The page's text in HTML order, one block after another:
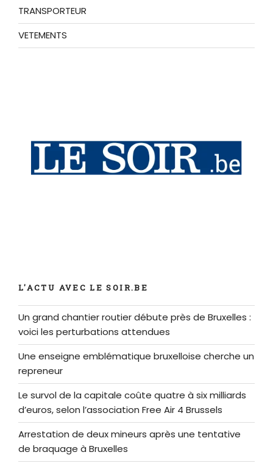
TRANSPORTEUR
VETEMENTS
L'ACTU AVEC LE SOIR.BE
Un grand chantier routier débute près de Bruxelles :
voici les perturbations attendues
Une enseigne emblématique bruxelloise cherche un
repreneur
Le survol de la capitale coûte quatre à six milliards
d’euros, selon l’association Free Air 4 Brussels
Arrestation de deux mineurs après une tentative
de braquage à Bruxelles